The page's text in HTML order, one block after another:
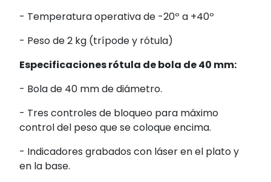
- Temperatura operativa de -20º a +40º
- Peso de 2 kg (trípode y rótula)
Especificaciones rótula de bola de 40 mm:
- Bola de 40 mm de diámetro.
- Tres controles de bloqueo para máximo
control del peso que se coloque encima.
- Indicadores grabados con láser en el plato y
en la base.